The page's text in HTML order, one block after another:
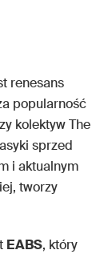
renesans
popularność
kolektyw The
sprzed
i aktualnym
tworzy
EABS, który